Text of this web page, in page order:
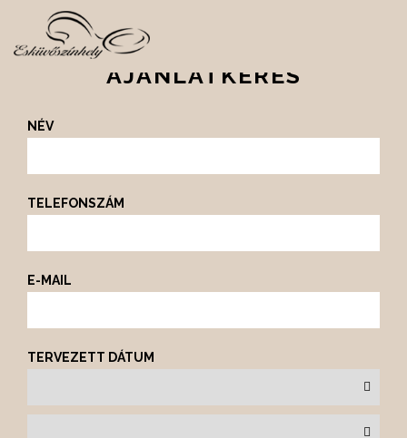
AJÁNLATKÉRÉS
NÉV
TELEFONSZÁM
E-MAIL
TERVEZETT DÁTUM